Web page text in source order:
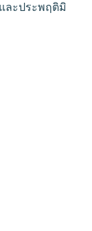
ละประพฤติมิ